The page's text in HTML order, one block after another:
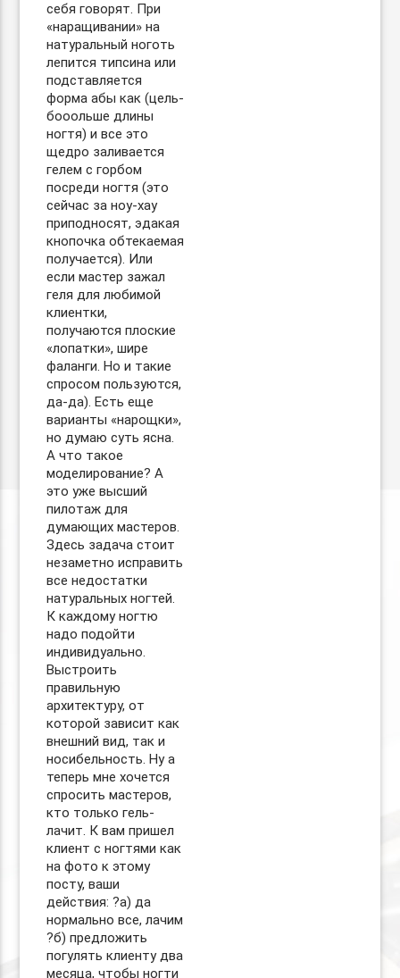
себя говорят. При
«наращивании» на
натуральный ноготь
лепится типсина или
подставляется
форма абы как (цель-
бооольше длины
ногтя) и все это
щедро заливается
гелем с горбом
посреди ногтя (это
сейчас за ноу-хау
приподносят, эдакая
кнопочка обтекаемая
получается). Или
если мастер зажал
геля для любимой
клиентки,
получаются плоские
«лопатки», шире
фаланги. Но и такие
спросом пользуются,
да-да). Есть еще
варианты «нарощки»,
но думаю суть ясна.
А что такое
моделирование? А
это уже высший
пилотаж для
думающих мастеров.
Здесь задача стоит
незаметно исправить
все недостатки
натуральных ногтей.
К каждому ногтю
надо подойти
индивидуально.
Выстроить
правильную
архитектуру, от
которой зависит как
внешний вид, так и
носибельность. Ну а
теперь мне хочется
спросить мастеров,
кто только гель-
лачит. К вам пришел
клиент с ногтями как
на фото к этому
посту, ваши
действия: ?а) да
нормально все, лачим
?б) предложить
погулять клиенту два
месяца, чтобы ногти